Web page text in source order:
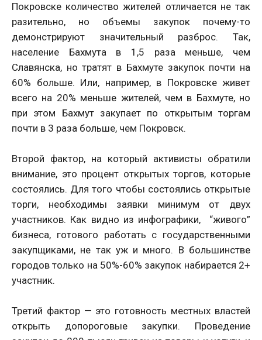
Покровске количество жителей отличается не так
разительно, но объемы закупок почему-то
демонстрируют значительный разброс. Так,
население Бахмута в 1,5 раза меньше, чем
Славянска, но тратят в Бахмуте закупок почти на
60% больше. Или, например, в Покровске живет
всего на 20% меньше жителей, чем в Бахмуте, но
при этом Бахмут закупает по открытым торгам
почти в 3 раза больше, чем Покровск.
Второй фактор, на который активисты обратили
внимание, это процент открытых торгов, которые
состоялись. Для того чтобы состоялись открытые
торги, необходимы заявки минимум от двух
участников. Как видно из инфографики, “живого”
бизнеса, готового работать с государственными
закупщиками, не так уж и много. В большинстве
городов только на 50%-60% закупок набирается 2+
участник.
Третий фактор — это готовность местных властей
открыть допороговые закупки. Проведение